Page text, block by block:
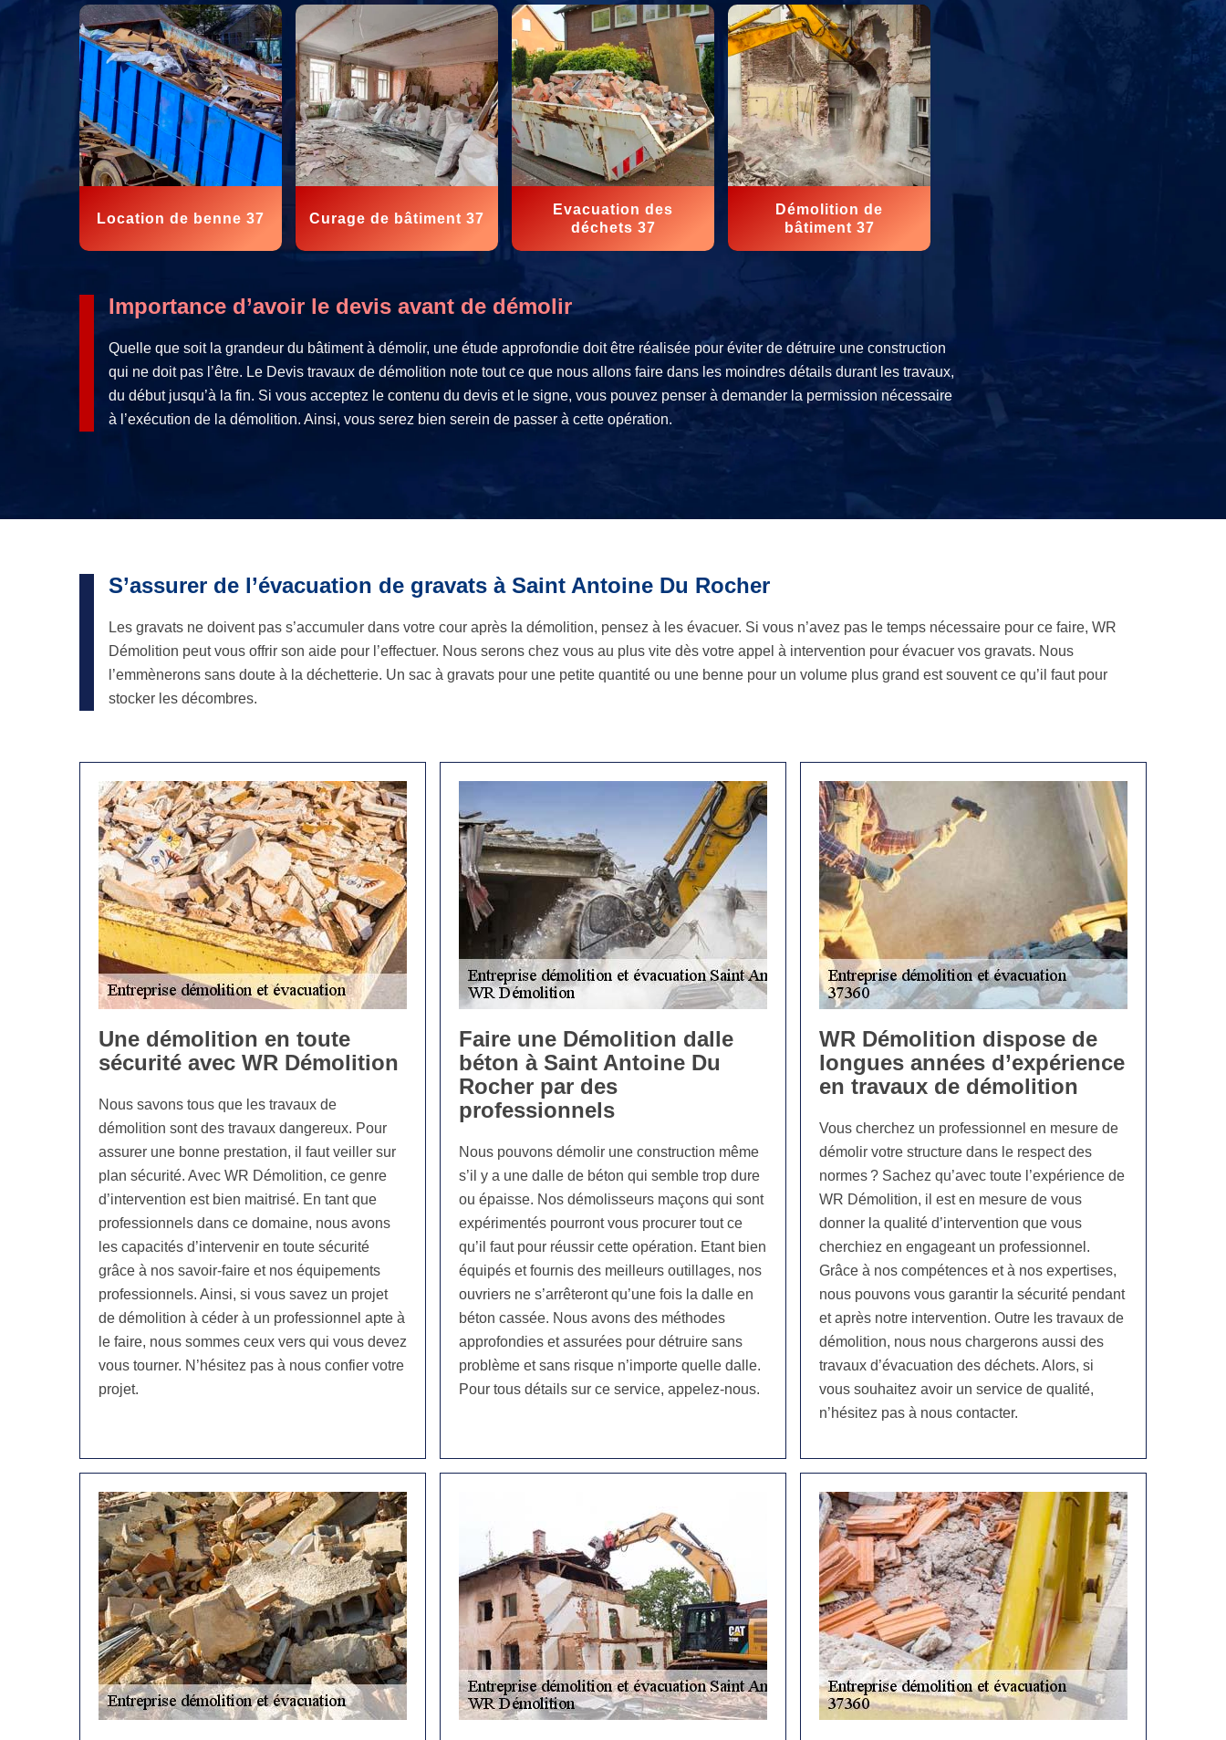
Location de benne 37 Curage de bâtiment 37
Evacuation des
déchets 37
Démolition de
bâtiment 37
Importance d’avoir le devis avant de démolir
Quelle que soit la grandeur du bâtiment à démolir, une étude approfondie doit être réalisée pour éviter de détruire une construction
qui ne doit pas l’être. Le Devis travaux de démolition note tout ce que nous allons faire dans les moindres détails durant les travaux,
du début jusqu’à la fin. Si vous acceptez le contenu du devis et le signe, vous pouvez penser à demander la permission nécessaire
à l’exécution de la démolition. Ainsi, vous serez bien serein de passer à cette opération.
S’assurer de l’évacuation de gravats à Saint Antoine Du Rocher
Les gravats ne doivent pas s’accumuler dans votre cour après la démolition, pensez à les évacuer. Si vous n’avez pas le temps nécessaire pour ce faire, WR
Démolition peut vous offrir son aide pour l’effectuer. Nous serons chez vous au plus vite dès votre appel à intervention pour évacuer vos gravats. Nous
l’emmènerons sans doute à la déchetterie. Un sac à gravats pour une petite quantité ou une benne pour un volume plus grand est souvent ce qu’il faut pour
stocker les décombres.
Une démolition en toute
sécurité avec WR Démolition
Nous savons tous que les travaux de
démolition sont des travaux dangereux. Pour
assurer une bonne prestation, il faut veiller sur
plan sécurité. Avec WR Démolition, ce genre
d’intervention est bien maitrisé. En tant que
professionnels dans ce domaine, nous avons
les capacités d’intervenir en toute sécurité
grâce à nos savoir-faire et nos équipements
professionnels. Ainsi, si vous savez un projet
de démolition à céder à un professionnel apte à
le faire, nous sommes ceux vers qui vous devez
vous tourner. N’hésitez pas à nous confier votre
projet.
Faire une Démolition dalle
béton à Saint Antoine Du
Rocher par des
professionnels
Nous pouvons démolir une construction même
s’il y a une dalle de béton qui semble trop dure
ou épaisse. Nos démolisseurs maçons qui sont
expérimentés pourront vous procurer tout ce
qu’il faut pour réussir cette opération. Etant bien
équipés et fournis des meilleurs outillages, nos
ouvriers ne s’arrêteront qu’une fois la dalle en
béton cassée. Nous avons des méthodes
approfondies et assurées pour détruire sans
problème et sans risque n’importe quelle dalle.
Pour tous détails sur ce service, appelez-nous.
WR Démolition dispose de
longues années d’expérience
en travaux de démolition
Vous cherchez un professionnel en mesure de
démolir votre structure dans le respect des
normes ? Sachez qu’avec toute l’expérience de
WR Démolition, il est en mesure de vous
donner la qualité d’intervention que vous
cherchiez en engageant un professionnel.
Grâce à nos compétences et à nos expertises,
nous pouvons vous garantir la sécurité pendant
et après notre intervention. Outre les travaux de
démolition, nous nous chargerons aussi des
travaux d’évacuation des déchets. Alors, si
vous souhaitez avoir un service de qualité,
n’hésitez pas à nous contacter.